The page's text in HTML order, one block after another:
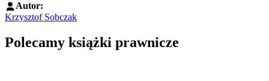
Autor:
Krzysztof Sobczak
Polecamy książki prawnicze